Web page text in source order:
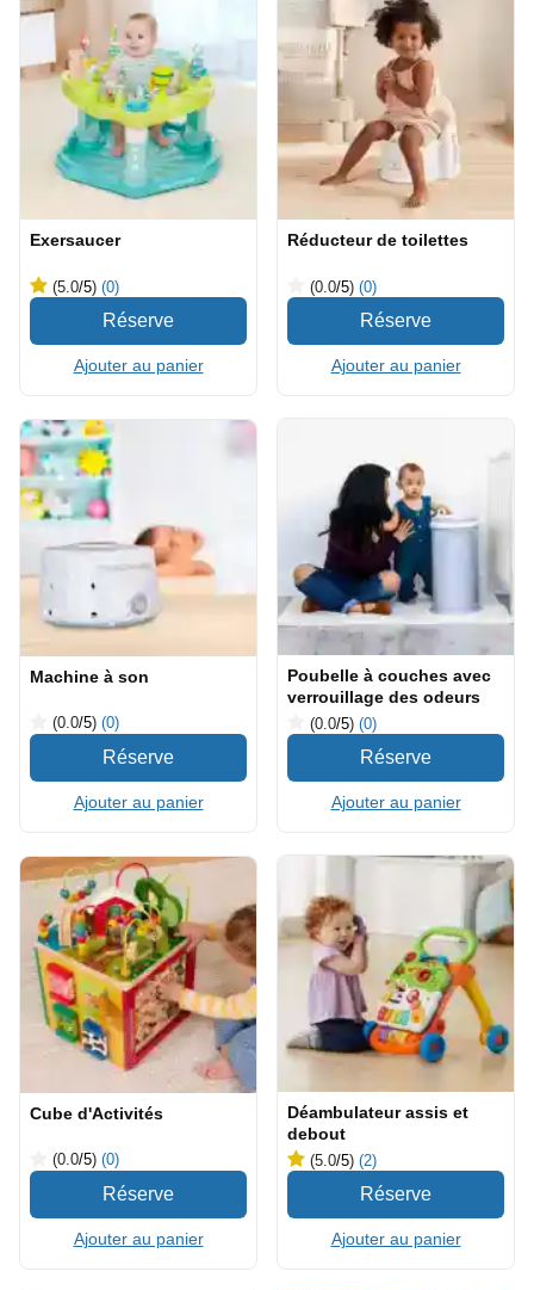
Exersaucer
(5.0/5) (0)
Ajouter au panier
Réducteur de toilettes
(0.0/5) (0)
Ajouter au panier
Machine à son
(0.0/5) (0)
Ajouter au panier
Poubelle à couches avec
verrouillage des odeurs
(0.0/5) (0)
Ajouter au panier
Cube d'Activités
(0.0/5) (0)
Ajouter au panier
Déambulateur assis et
debout
(5.0/5) (2)
Ajouter au panier